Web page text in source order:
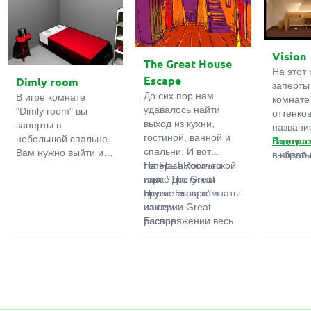
Dimly room
В игре комнате
"Dimly room" вы
заперты в
небольшой спальне.
Вам нужно выйти из
The Great House
Escape
До сих пор нам
удавалось найти
выход из кухни,
гостиной, ванной и
спальни. И вот
теперь в логической
игре "The Great
House Escape" в
нашем
распоряжении весь
На FlashRoom.ru
также доступны
другие игры комнаты
из серии Great
Escape:
Vision
На этот
Задача
в новой